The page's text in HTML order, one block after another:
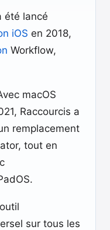
été lancé
iOS en 2018,
Workflow,
macOS
Raccourcis a
remplacement
tout en
sur tous les